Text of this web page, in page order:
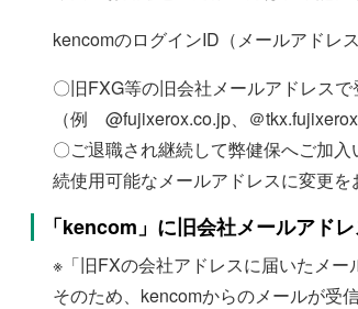
kencomのログインID（メールアドレス
〇旧FXG等の旧会社メールアドレス
（例 @fujixerox.co.jp、＠
〇ご退職され継続して弊健保へご加
続使用可能なメールアドレスに変更を
「kencom」に旧会社メールアド
※「旧FXの会社アドレスに届いたメー
そのため、kencomからのメールが受